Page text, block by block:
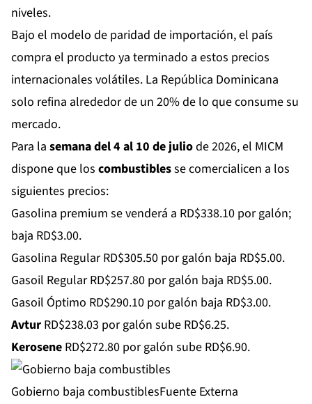
niveles.
Bajo el modelo de paridad de importación, el país
compra el producto ya terminado a estos precios
internacionales volátiles. La República Dominicana
solo refina alrededor de un 20% de lo que consume su
mercado.
Para la semana del 4 al 10 de juliode 2026, el MICM
dispone que los combustiblesse comercialicen a los
siguientes precios:
Gasolina premium se venderá a RD$338.10 por galón;
baja RD$3.00.
Gasolina Regular RD$305.50 por galón baja RD$5.00.
Gasoil Regular RD$257.80 por galón baja RD$5.00.
Gasoil Óptimo RD$290.10 por galón baja RD$3.00.
Avtur RD$238.03 por galón sube RD$6.25.
Kerosene RD$272.80 por galón sube RD$6.90.
Gobierno baja combustiblesFuente Externa